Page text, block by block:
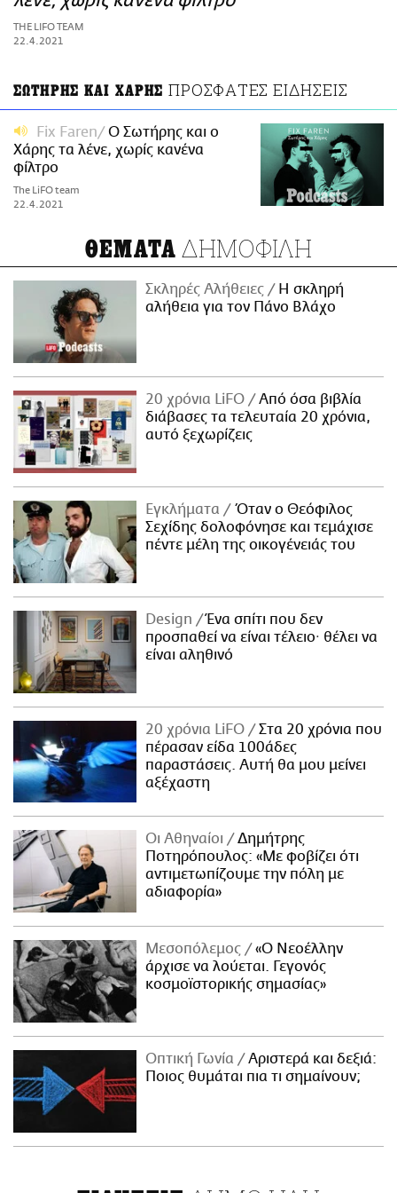
ΑΜΠΑ
PRINT
THE LIFO TEAM
22.4.2021
ΣΩΤΗΡΗΣ ΚΑΙ ΧΑΡΗΣ ΠΡΟΣΦΑΤΕΣ ΕΙΔΗΣΕΙΣ
Fix Faren
O Σωτήρης και ο
Χάρης τα λένε, χωρίς κανένα
φίλτρο
The LiFO team
22.4.2021
ΘΕΜΑΤΑ ΔΗΜΟΦΙΛΗ
Σκληρές Αλήθειες
H σκληρή
αλήθεια για τον Πάνο Βλάχο
20 χρόνια LiFO
Από όσα βιβλία
διάβασες τα τελευταία 20 χρόνια,
αυτό ξεχωρίζεις
Εγκλήματα
Όταν ο Θεόφιλος
Σεχίδης δολοφόνησε και τεμάχισε
πέντε μέλη της οικογένειάς του
Design
Ένα σπίτι που δεν
προσπαθεί να είναι τέλειο· θέλει να
είναι αληθινό
20 χρόνια LiFO
Στα 20 χρόνια που
πέρασαν είδα 100άδες
παραστάσεις. Αυτή θα μου μείνει
αξέχαστη
Οι Αθηναίοι
Δημήτρης
Ποτηρόπουλος: «Με φοβίζει ότι
αντιμετωπίζουμε την πόλη με
αδιαφορία»
Μεσοπόλεμος
«Ο Νεοέλλην
άρχισε να λούεται. Γεγονός
κοσμοϊστορικής σημασίας»
Οπτική Γωνία
Αριστερά και δεξιά:
Ποιος θυμάται πια τι σημαίνουν;